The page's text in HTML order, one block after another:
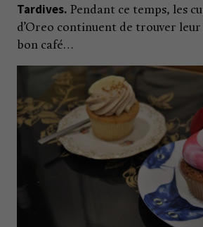
Tardives. Pendant ce temps, les
d’Oreo continuent de trouver leur
bon café…